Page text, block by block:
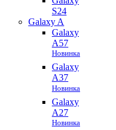
S24
Galaxy A
Galaxy
A57
Новинка
Galaxy
A37
Новинка
Galaxy
A27
Новинка